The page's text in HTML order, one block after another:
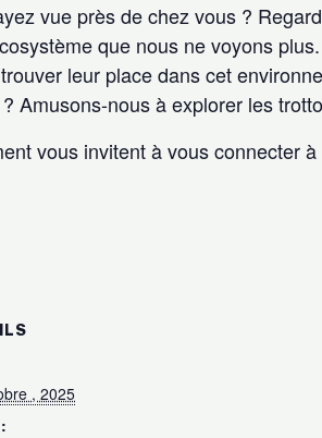
vue près de chez vous ?
que nous ne voyons
leur place dans cet
Amusons-nous à explorer les
vous invitent à vous connecter
, 2025